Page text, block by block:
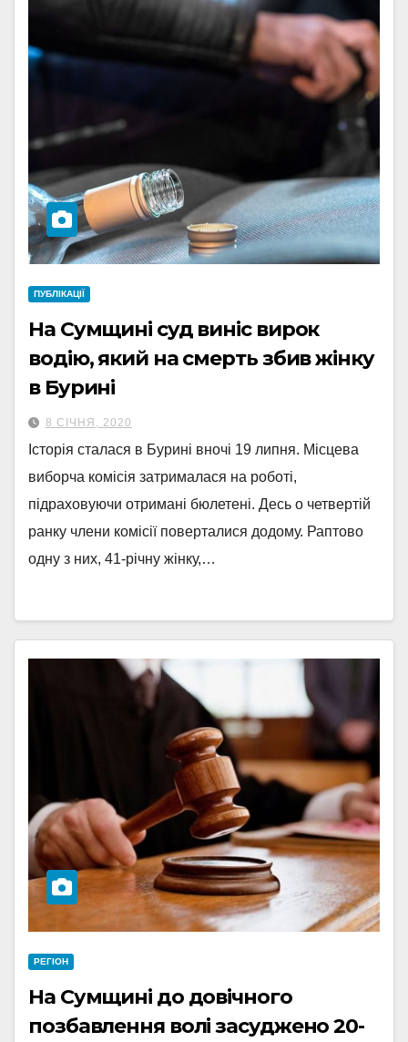
ПУБЛІКАЦІЇ
На Сумщині суд виніс вирок
водію, який на смерть збив жінку
в Бурині
8 СІЧНЯ, 2020
Історія сталася в Бурині вночі 19 липня. Місцева
виборча комісія затрималася на роботі,
підраховуючи отримані бюлетені. Десь о четвертій
ранку члени комісії поверталися додому. Раптово
одну з них, 41-річну жінку,…
РЕГІОН
На Сумщині до довічного
позбавлення волі засуджено 20-